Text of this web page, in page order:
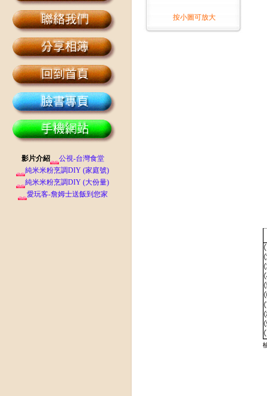
影片介紹
公視-台灣食堂
純米米粉烹調DIY (家庭號)
純米米粉烹調DIY (大份量)
愛玩客-詹姆士送飯到您家
按小圖可放大